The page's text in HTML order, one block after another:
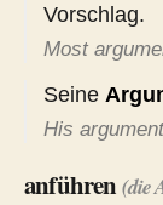
Vorschlag.
Most
Seine
His
anführen (die